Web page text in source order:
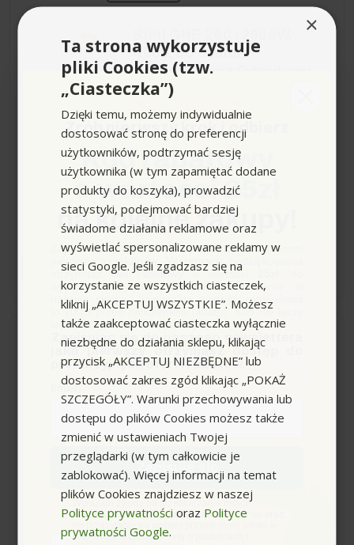
400V, do 35mm)
Rozdrabniacz Ogrodowy
Moc urządzenia [W]: 2900
Waga bez akcesoriów (kg): 27
Napięcie znamionowe (V): 400
Maks. średn. gałęzi (mm): do 35
1 999,00 zł
Niedostępny
Dostawa 0zł
Stihl GHE 260 S (2900W,
400V, do 40mm)
Rozdrabniacz Ogrodowy
Moc urządzenia [W]:
2900
Waga bez akcesoriów (kg):
Maks. średn. gałęzi (mm): do 35
Znam. prędkość obr. narzędzia rob. U/min:
×
Ta strona wykorzystuje
pliki Cookies (tzw.
„Ciasteczka”)
Dzięki temu, możemy indywidualnie
dostosować stronę do preferencji
użytkowników, podtrzymać sesję
użytkownika (w tym zapamiętać dodane
produkty do koszyka), prowadzić
statystyki, podejmować bardziej
świadome działania reklamowe oraz
wyświetlać spersonalizowane reklamy w
sieci Google. Jeśli zgadzasz się na
korzystanie ze wszystkich ciasteczek,
kliknij „AKCEPTUJ WSZYSTKIE”. Możesz
także zaakceptować ciasteczka wyłącznie
niezbędne do działania sklepu, klikając
przycisk „AKCEPTUJ NIEZBĘDNE” lub
dostosować zakres zgód klikając „POKAŻ
SZCZEGÓŁY”. Warunki przechowywania lub
dostępu do plików Cookies możesz także
zmienić w ustawieniach Twojej
przeglądarki (w tym całkowicie je
zablokować). Więcej informacji na temat
plików Cookies znajdziesz w naszej
Polityce prywatności oraz Polityce
prywatności Google.
Zrób pierwszy krok i odbierz
Kod rabatowy
o wartości 25zł
na kolejne zakupy!
Zapisz się do newslettera, załóż konto i dokonaj
pierwszych zakupów. W ramach podziękowania
otrzymasz kod rabatowy o wartości
wykorzystania przy kolejnym zamówieniu w
naszym sklepie (minimalna wartość zamówienia
to 100zł przed naliczeniem rabatu). Kod nie łączy
się z innymi kodami rabatowymi.
Zapisując się do naszego newslettera
jako pierwszy otrzymasz dostęp do
promocyjnych ofert i rabatów.
Email
Zapisuję się
zgodaWyrażam zgodę na przetwarzanie moich
danych osobowych w postaci adresu e-mail oraz
na przesyłanie na podany przeze mnie adres e-
mail informacji handlowej o produktach i